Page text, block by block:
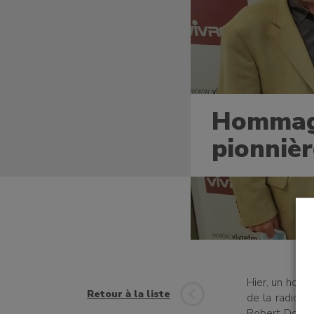
à l'emploi
Retour à la liste
Hier, un
de la radio